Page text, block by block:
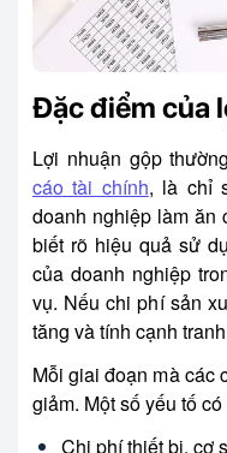
Đặc điểm của
Lợi nhuận gộp
cáo tài chính, là chỉ
doanh nghiệp làm ăn
biết rõ hiệu quả sử
của doanh nghiệp
vụ. Nếu chi phí sản
tăng và tính cạnh
Mỗi giai đoạn mà các
giảm. Một số yếu tố
Chi phí thiết bị, cơ